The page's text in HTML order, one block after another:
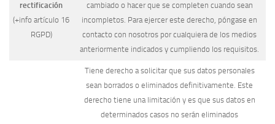
rectificación
(+info artículo 16
RGPD)
cambiado o hacer que se completen cuando sean
incompletos. Para ejercer este derecho, póngase en
contacto con nosotros por cualquiera de los medios
anteriormente indicados y cumpliendo los requisitos.
Tiene derecho a solicitar que sus datos personales
sean borrados o eliminados definitivamente. Este
derecho tiene una limitación y es que sus datos en
determinados casos no serán eliminados